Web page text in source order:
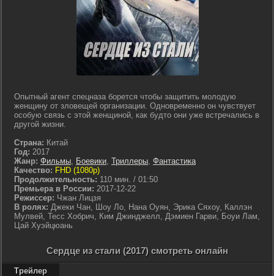
Опытный агент спецназа борется чтобы защитить молодую
женщину от зловещей организации. Одновременно он чувствует
особую связь с этой женщиной, как будто они уже встречались в
другой жизни.
Страна: Китай
Год: 2017
Жанр: Фильмы, Боевики, Триллеры, Фантастика
Качество: FHD (1080p)
Продолжительность: 110 мин. / 01:50
Премьера в России: 2017-12-22
Режиссер: Чжан Лицзя
В ролях: Джеки Чан, Шоу Ло, Нана Оуян, Эрика Сяхоу, Каллэн
Мулвей, Тесс Хобрич, Ким Джинджелл, Дэмиен Гарви, Боуи Лам,
Цай Хуэйцюань
Сердце из стали (2017) смотреть онлайн
Трейлер